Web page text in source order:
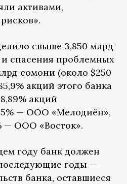
активами,
свыше 3,850 млрд
спасения проблемных
сомони (около $250
акций этого банка
акций
— ООО «Мелодиён»,
— ООО «Восток».
году банк должен
годы —
банка, оставшиеся